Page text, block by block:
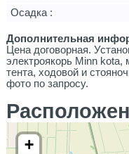
Осадка :
Дополнительная
Цена договорная.
электроякорь Minn
тента, ходовой и
фото по запросу.
+